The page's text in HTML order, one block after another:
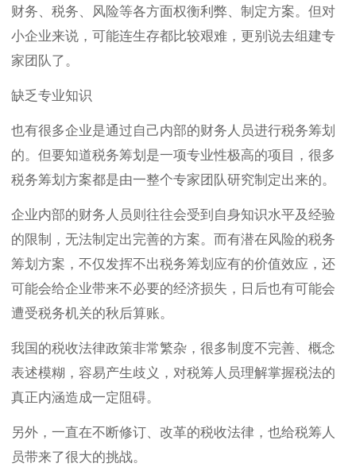
财务、税务、风险等各方面权衡利弊、制定方案。但对
小企业来说，可能连生存都比较艰难，更别说去组建专
家团队了。
缺乏专业知识
也有很多企业是通过自己内部的财务人员进行税务筹划
的。但要知道税务筹划是一项专业性极高的项目，很多
税务筹划方案都是由一整个专家团队研究制定出来的。
企业内部的财务人员则往往会受到自身知识水平及经验
的限制，无法制定出完善的方案。而有潜在风险的税务
筹划方案，不仅发挥不出税务筹划应有的价值效应，还
可能会给企业带来不必要的经济损失，日后也有可能会
遭受税务机关的秋后算账。
我国的税收法律政策非常繁杂，很多制度不完善、概念
表述模糊，容易产生歧义，对税筹人员理解掌握税法的
真正内涵造成一定阻碍。
另外，一直在不断修订、改革的税收法律，也给税筹人
员带来了很大的挑战。